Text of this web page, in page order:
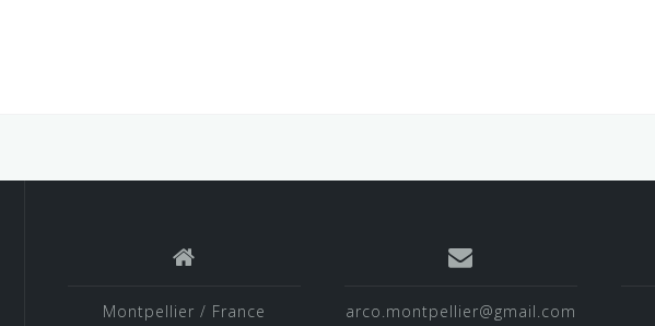
Montpellier / France arco.montpellier@gmail.com